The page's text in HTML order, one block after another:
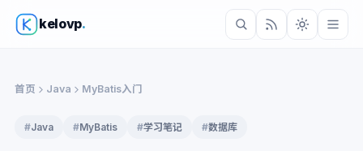
kelovp.
首页 Java MyBatis入门
#Java #MyBatis #学习笔记 #数据库